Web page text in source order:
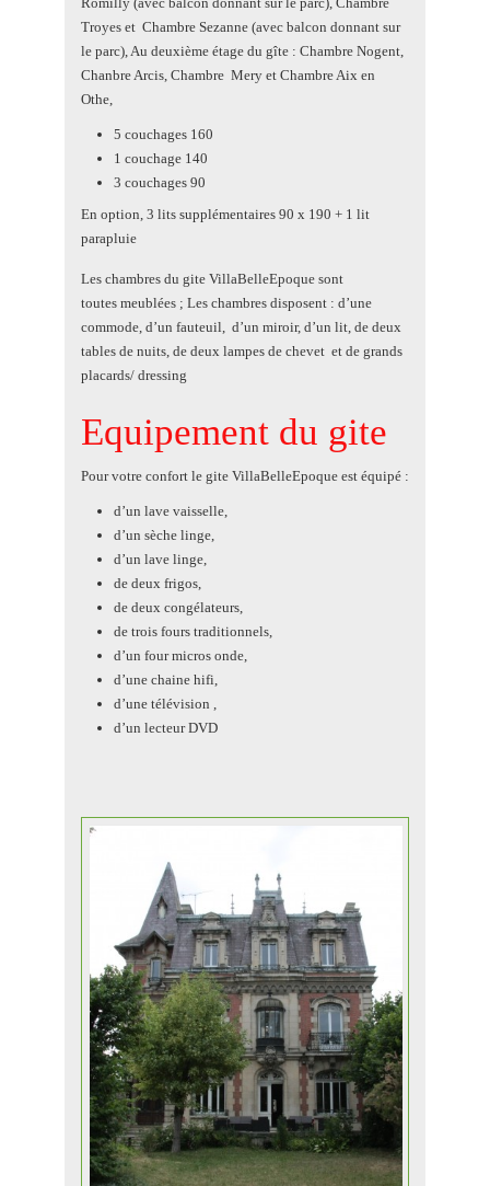
Troyes et Chambre Sezanne (avec balcon donnant sur
le parc), Au deuxième étage du gîte : Chambre Nogent,
Chanbre Arcis, Chambre Mery et Chambre Aix en
Othe,
5 couchages 160
1 couchage 140
3 couchages 90
En option, 3 lits supplémentaires 90 x 190 + 1 lit
parapluie
Les chambres du gite VillaBelleEpoque sont
toutes meublées ; Les chambres disposent : d’une
commode, d’un fauteuil, d’un miroir, d’un lit, de deux
tables de nuits, de deux lampes de chevet et de grands
placards/ dressing
Equipement du gite
Pour votre confort le gite VillaBelleEpoque est équipé :
d’un lave vaisselle,
d’un sèche linge,
d’un lave linge,
de deux frigos,
de deux congélateurs,
de trois fours traditionnels,
d’un four micros onde,
d’une chaine hifi,
d’une télévision ,
d’un lecteur DVD